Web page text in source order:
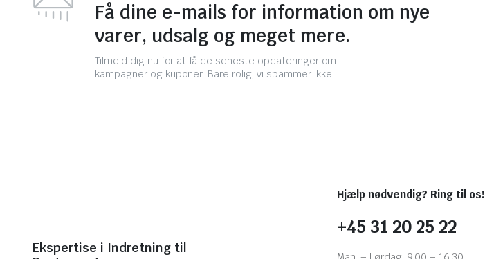
Få dine e-mails for information om nye
varer, udsalg og meget mere.
Tilmeld dig nu for at få de seneste opdateringer om
kampagner og kuponer. Bare rolig, vi spammer ikke!
Ekspertise i Indretning til
Hjælp nødvendig? Ring til os!
+45 31 20 25 22